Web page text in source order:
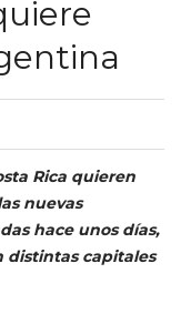
Rica quieren
nuevas
hace unos días,
distintas capitales